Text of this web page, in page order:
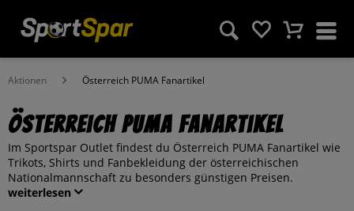
Aktionen Österreich PUMA Fanartikel
Österreich PUMA Fanartikel
Im Sportspar Outlet findest du Österreich PUMA Fanartikel wie
Trikots, Shirts und Fanbekleidung der österreichischen
Nationalmannschaft zu besonders günstigen Preisen.
weiterlesen